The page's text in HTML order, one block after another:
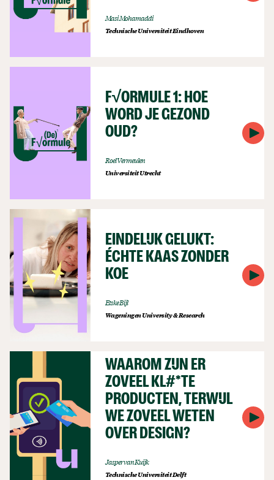
Masi Mohamaddi
Technische Universiteit Eindhoven
F√ORMULE 1: HOE
WORD JE GEZOND
OUD?
Roel Vermeulen
Universiteit Utrecht
EINDELIJK GELUKT:
ÉCHTE KAAS ZONDER
KOE
Etske Bijl
Wageningen University & Research
WAAROM ZIJN ER
ZOVEEL KL#*TE
PRODUCTEN, TERWIJL
WE ZOVEEL WETEN
OVER DESIGN?
Jasper van Kuijk
Technische Universiteit Delft